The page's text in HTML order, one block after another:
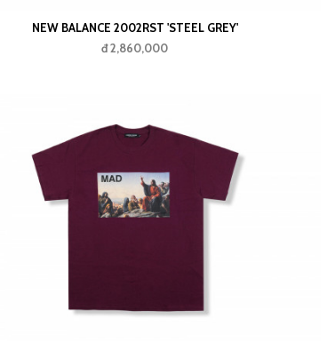
NEW BALANCE 2002RST 'STEEL GREY'
đ 2,860,000